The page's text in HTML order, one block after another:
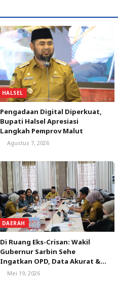
HALSEL
Pengadaan Digital Diperkuat,
Bupati Halsel Apresiasi
Langkah Pemprov Malut
Agustus 7, 2026
DAERAH
Di Ruang Eks-Crisan: Wakil
Gubernur Sarbin Sehe
Ingatkan OPD, Data Akurat &
Respons Cepat Kunci Tata
Mei 19, 2026